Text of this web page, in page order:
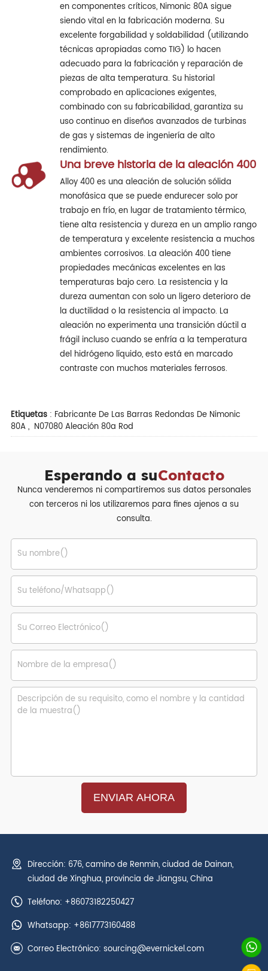
en componentes críticos, Nimonic 80A sigue
siendo vital en la fabricación moderna. Su
excelente forgabilidad y soldabilidad (utilizando
técnicas apropiadas como TIG) lo hacen
adecuado para la fabricación y reparación de
piezas de alta temperatura. Su historial
comprobado en aplicaciones exigentes,
combinado con su fabricabilidad, garantiza su
uso continuo en diseños avanzados de turbinas
de gas y sistemas de ingeniería de alto
rendimiento.
Una breve historia de la aleación 400
Alloy 400 es una aleación de solución sólida
monofásica que se puede endurecer solo por
trabajo en frío, en lugar de tratamiento térmico,
tiene alta resistencia y dureza en un amplio rango
de temperatura y excelente resistencia a muchos
ambientes corrosivos. La aleación 400 tiene
propiedades mecánicas excelentes en las
temperaturas bajo cero. La resistencia y la
dureza aumentan con solo un ligero deterioro de
la ductilidad o la resistencia al impacto. La
aleación no experimenta una transición dúctil a
frágil incluso cuando se enfría a la temperatura
del hidrógeno líquido, esto está en marcado
contraste con muchos materiales ferrosos.
Etiquetas: Fabricante De Las Barras Redondas De Nimonic
80A, N07080 Aleación 80a Rod
Esperando a suContacto
Nunca venderemos ni compartiremos sus datos personales
con terceros ni los utilizaremos para fines ajenos a su
consulta.
Dirección: 676, camino de Renmin, ciudad de Dainan,
ciudad de Xinghua, provincia de Jiangsu, China
Teléfono: +86073182250427
Whatsapp: +8617773160488
Correo Electrónico: sourcing@evernickel.com